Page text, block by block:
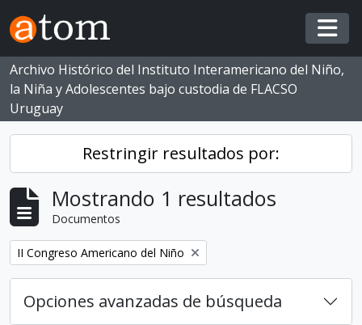
Skip to main content
Archivo Histórico del Instituto Interamericano del Niño,
la Niña y Adolescentes bajo custodia de FLACSO
Uruguay
Restringir resultados por:
Mostrando 1 resultados
Documentos
Eliminar filtro:
II Congreso Americano del Niño
Opciones avanzadas de búsqueda